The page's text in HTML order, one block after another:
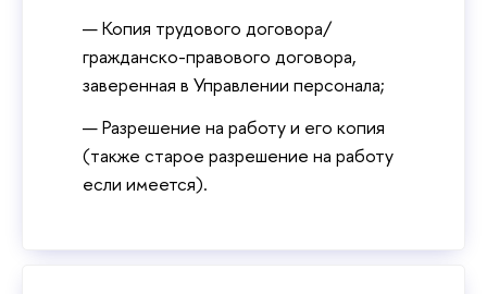
Копия трудового договора/
гражданско-правового договора,
заверенная в Управлении персонала;
Разрешение на работу и его копия
(также старое разрешение на работу
если имеется).